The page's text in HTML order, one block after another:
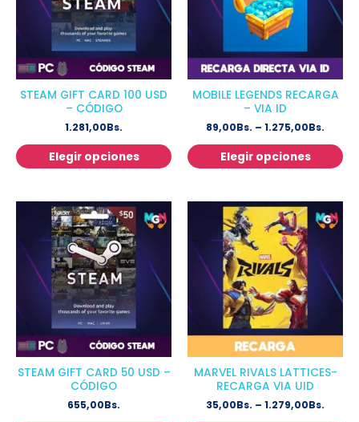
STEAM GIFT CARD 100 USD
– CÓDIGO
1.281,00Bs.
Elegir opciones
MOBILE LEGENDS RECARGA
– VIA ID
89,00Bs. – 1.275,00Bs.
Elegir opciones
STEAM GIFT CARD 50 USD –
CÓDIGO
655,00Bs.
MARVEL RIVALS LATTICES-
RECARGA VIA UID
35,00Bs. – 1.279,00Bs.